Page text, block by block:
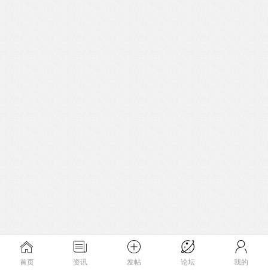
首页 资讯 发帖 论坛 我的